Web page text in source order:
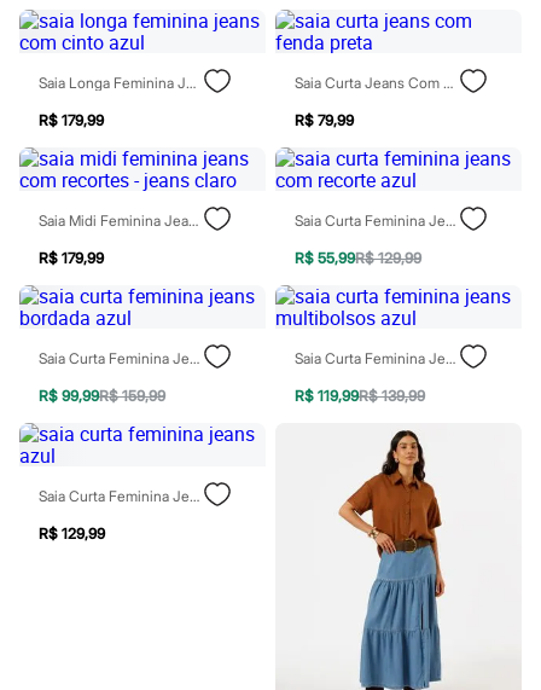
City
Clock House
Mindset
Sawary
Moda esportiva
Acessórios
Blusas
Calçados
Leggings
Shorts e Bermudas
Tops
Calcinhas
Cintas e Modeladores
Pijamas
Sutiãs e Tops
Moda praia
Biquínis
Maiôs
Saídas de praia
Personagens
Blusas e Camisetas
Saia Longa Feminina Jeans Com Cinto Azul
R$ 179,99
Saia Curta Jeans Com Fenda Preta
R$ 79,99
Saia Midi Feminina Jeans Com Recortes - Jeans Claro
R$ 179,99
Saia Curta Feminina Jeans Com Recorte Azul
R$ 55,99R$ 129,99
Saia Curta Feminina Jeans Bordada Azul
R$ 99,99R$ 159,99
Saia Curta Feminina Jeans Multibolsos Azul
R$ 119,99R$ 139,99
Saia Curta Feminina Jeans Azul
R$ 129,99